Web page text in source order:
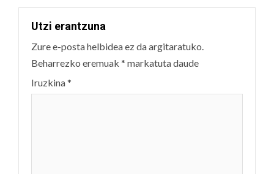
Utzi erantzuna
Zure e-posta helbidea ez da argitaratuko.
Beharrezko eremuak * markatuta daude
Iruzkina*